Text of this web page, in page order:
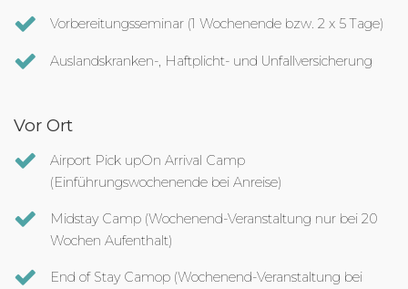
Vorbereitungsseminar (1 Wochenende bzw. 2 x 5 Tage)
Auslandskranken-, Haftplicht- und Unfallversicherung
Vor Ort
Airport Pick upOn Arrival Camp
(Einführungswochenende bei Anreise)
Midstay Camp (Wochenend-Veranstaltung nur bei 20
Wochen Aufenthalt)
End of Stay Camop (Wochenend-Veranstaltung bei